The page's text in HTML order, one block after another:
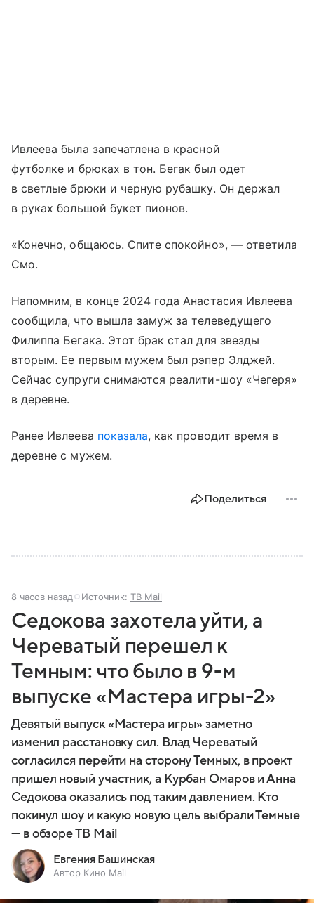
Ивлеева была запечатлена в красной
футболке и брюках в тон. Бегак был одет
в светлые брюки и черную рубашку. Он держал
в руках большой букет пионов.
«Конечно, общаюсь. Спите спокойно», — ответила
Смо.
Напомним, в конце 2024 года Анастасия Ивлеева
сообщила, что вышла замуж за телеведущего
Филиппа Бегака. Этот брак стал для звезды
вторым. Ее первым мужем был рэпер Элджей.
Сейчас супруги снимаются реалити-шоу «Чегеря»
в деревне.
Ранее Ивлеева показала, как проводит время в
деревне с мужем.
Поделиться
8 часов назад Источник: ТВ Mail
Седокова захотела уйти, а
Череватый перешел к
Темным: что было в 9-м
выпуске «Мастера игры-2»
Девятый выпуск «Мастера игры» заметно
изменил расстановку сил. Влад Череватый
согласился перейти на сторону Темных, в проект
пришел новый участник, а Курбан Омаров и Анна
Седокова оказались под таким давлением. Кто
покинул шоу и какую новую цель выбрали Темные
— в обзоре ТВ Mail
Евгения Башинская
Автор Кино Mail